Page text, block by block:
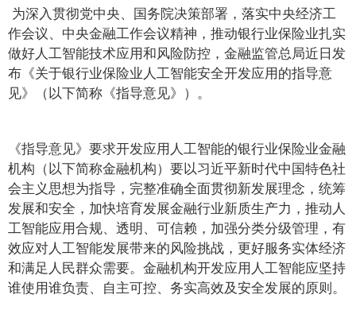
为深入贯彻党中央、国务院决策部署，落实中央经济工
作会议、中央金融工作会议精神，推动银行业保险业扎实
做好人工智能技术应用和风险防控，金融监管总局近日发
布《关于银行业保险业人工智能安全开发应用的指导意
见》（以下简称《指导意见》）。
《指导意见》要求开发应用人工智能的银行业保险业金融
机构（以下简称金融机构）要以习近平新时代中国特色社
会主义思想为指导，完整准确全面贯彻新发展理念，统筹
发展和安全，加快培育发展金融行业新质生产力，推动人
工智能应用合规、透明、可信赖，加强分类分级管理，有
效应对人工智能发展带来的风险挑战，更好服务实体经济
和满足人民群众需要。金融机构开发应用人工智能应坚持
谁使用谁负责、自主可控、务实高效及安全发展的原则。